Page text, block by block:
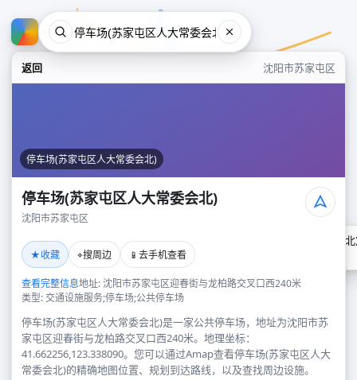
返回 沈阳市苏家屯区
停车场(苏家屯区人大常委会北)
停车场(苏家屯区人大常委会北)
沈阳市苏家屯区
★收藏 ⌖搜周边 📱 去手机查看
查看完整信息地址: 沈阳市苏家屯区迎春街与龙柏路交叉口西240米
类型: 交通设施服务;停车场;公共停车场
停车场(苏家屯区人大常委会北)是一家公共停车场，地址为沈阳市苏
家屯区迎春街与龙柏路交叉口西240米。地理坐标：
41.662256,123.338090。您可以通过Amap查看停车场(苏家屯区人大
常委会北)的精确地图位置、规划到达路线，以及查找周边设施。
停车场(苏家屯区人大常委会